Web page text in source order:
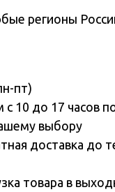
регионы
пт)
10 до 17 часов
выбору
доставка до
товара в